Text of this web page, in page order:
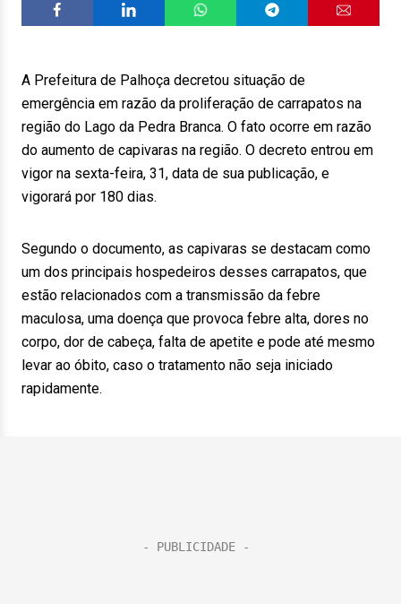
A Prefeitura de Palhoça decretou situação de
emergência em razão da proliferação de carrapatos na
região do Lago da Pedra Branca. O fato ocorre em razão
do aumento de capivaras na região. O decreto entrou em
vigor na sexta-feira, 31, data de sua publicação, e
vigorará por 180 dias.
Segundo o documento, as capivaras se destacam como
um dos principais hospedeiros desses carrapatos, que
estão relacionados com a transmissão da febre
maculosa, uma doença que provoca febre alta, dores no
corpo, dor de cabeça, falta de apetite e pode até mesmo
levar ao óbito, caso o tratamento não seja iniciado
rapidamente.